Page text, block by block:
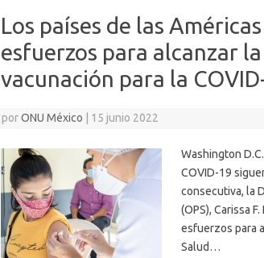
Los países de las
esfuerzos para alcanzar
vacunación para la
porONU México 15 junio 2022
Washington
COVID-19
consecutiva, la
(OPS), Carissa
esfuerzos para
Salud…